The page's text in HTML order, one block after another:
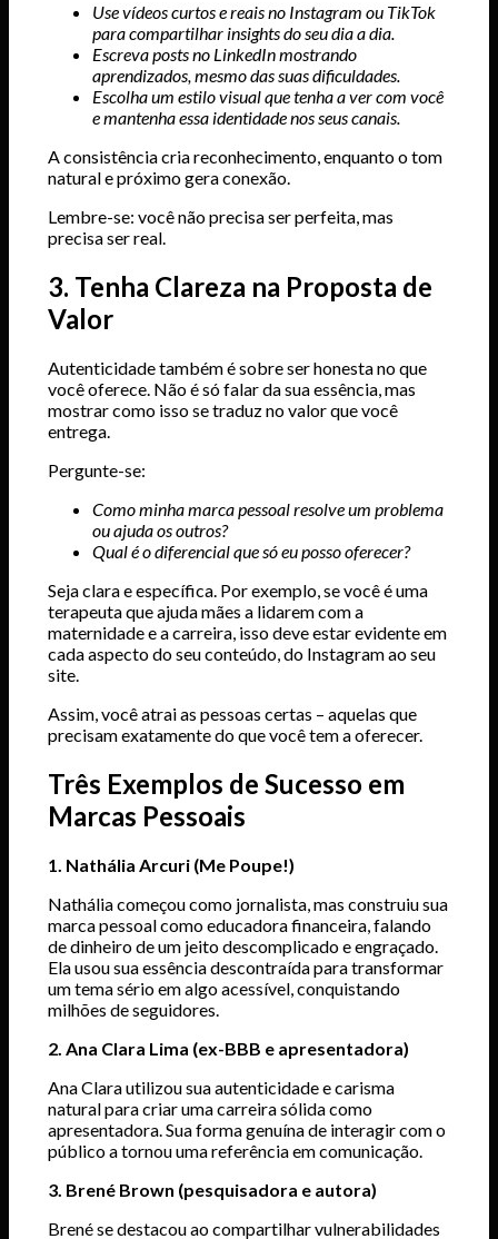
Use vídeos curtos e reais no Instagram ou TikTok
para compartilhar insights do seu dia a dia.
Escreva posts no LinkedIn mostrando
aprendizados, mesmo das suas dificuldades.
Escolha um estilo visual que tenha a ver com você
e mantenha essa identidade nos seus canais.
A consistência cria reconhecimento, enquanto o tom
natural e próximo gera conexão.
Lembre-se: você não precisa ser perfeita, mas
precisa ser real.
3. Tenha Clareza na Proposta de
Valor
Autenticidade também é sobre ser honesta no que
você oferece. Não é só falar da sua essência, mas
mostrar como isso se traduz no valor que você
entrega.
Pergunte-se:
Como minha marca pessoal resolve um problema
ou ajuda os outros?
Qual é o diferencial que só eu posso oferecer?
Seja clara e específica. Por exemplo, se você é uma
terapeuta que ajuda mães a lidarem com a
maternidade e a carreira, isso deve estar evidente em
cada aspecto do seu conteúdo, do Instagram ao seu
site.
Assim, você atrai as pessoas certas – aquelas que
precisam exatamente do que você tem a oferecer.
Três Exemplos de Sucesso em
Marcas Pessoais
1. Nathália Arcuri (Me Poupe!)
Nathália começou como jornalista, mas construiu sua
marca pessoal como educadora financeira, falando
de dinheiro de um jeito descomplicado e engraçado.
Ela usou sua essência descontraída para transformar
um tema sério em algo acessível, conquistando
milhões de seguidores.
2. Ana Clara Lima (ex-BBB e apresentadora)
Ana Clara utilizou sua autenticidade e carisma
natural para criar uma carreira sólida como
apresentadora. Sua forma genuína de interagir com o
público a tornou uma referência em comunicação.
3. Brené Brown (pesquisadora e autora)
Brené se destacou ao compartilhar vulnerabilidades